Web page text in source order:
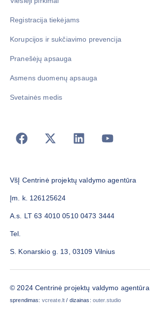
Registracija tiekėjams
Korupcijos ir sukčiavimo prevencija
Pranešėjų apsauga
Asmens duomenų apsauga
Svetainės medis
VšĮ Centrinė projektų valdymo agentūra
Įm. k. 126125624
A.s. LT 63 4010 0510 0473 3444
Tel.
S. Konarskio g. 13, 03109 Vilnius
© 2024 Centrinė projektų valdymo agentūra
sprendimas: vcreate.lt / dizainas: outer.studio